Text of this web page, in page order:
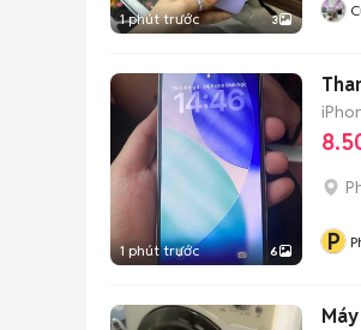
1 phút trước 3
1 phút trước 6 P